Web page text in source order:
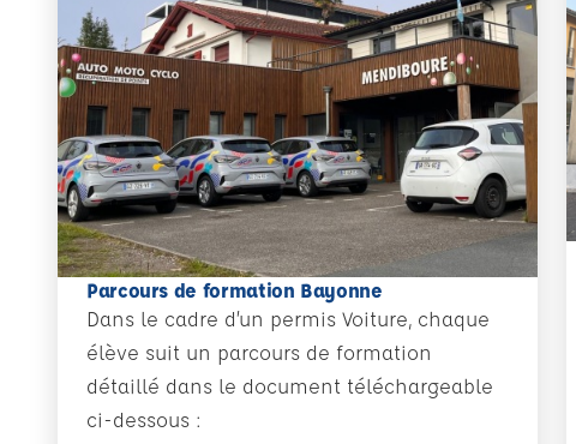
Parcours de formation Bayonne
Dans le cadre d’un permis Voiture, chaque
élève suit un parcours de formation
détaillé dans le document téléchargeable
ci-dessous :
En savoir plus